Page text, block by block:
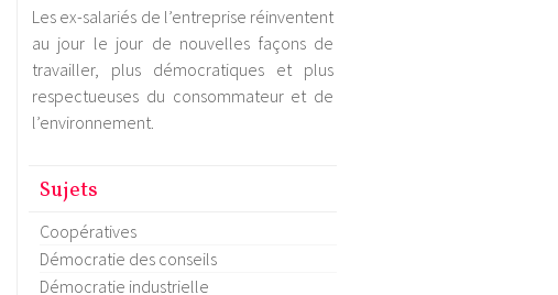
Les ex-salariés de l’entreprise réinventent
au jour le jour de nouvelles façons de
travailler, plus démocratiques et plus
respectueuses du consommateur et de
l’environnement.
Sujets
Coopératives
Démocratie des conseils
Démocratie industrielle